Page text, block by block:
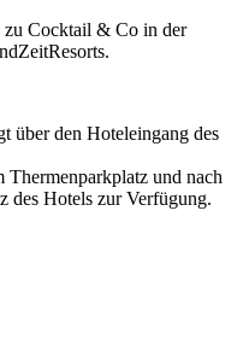
zu Cocktail & Co in der
über den Hotel­ein­gang des
Ther­men­park­platz und nach
des Hotels zur Verfügung.